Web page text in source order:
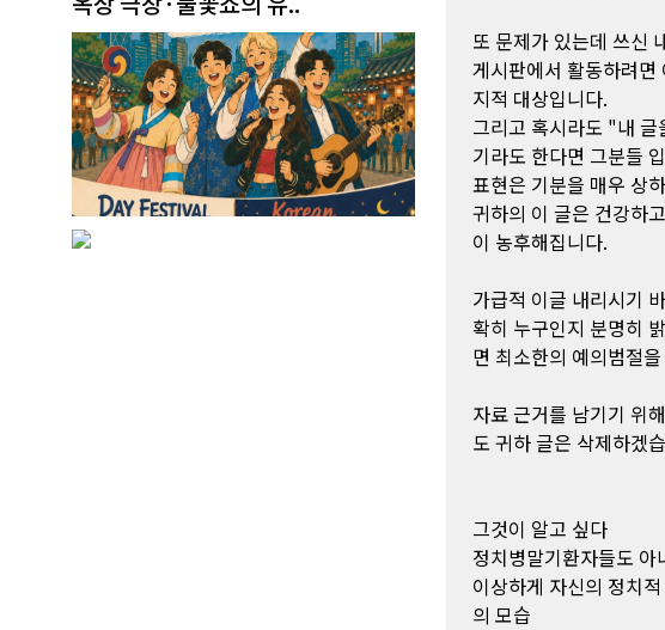
또 문제가 있는데 쓰신
게시판에서 활동하려
지적 대상입니다.
그리고 혹시라도 "내
기라도 한다면 그분들
표현은 기분을 매우 상
귀하의 이 글은 건강하
이 농후해집니다.
가급적 이글 내리시기
확히 누구인지 분명히
면 최소한의 예의범절
자료 근거를 남기기 위
도 귀하 글은 삭제하겠
그것이 알고 싶다
정치병말기환자들도
이상하게 자신의 정치
의 모습